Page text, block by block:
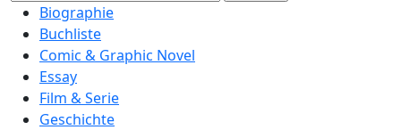
nach:Biographie
Buchliste
Comic & Graphic Novel
Essay
Film & Serie
Geschichte